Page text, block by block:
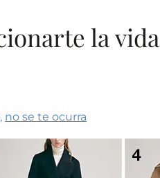
la vida
, no se te ocurra